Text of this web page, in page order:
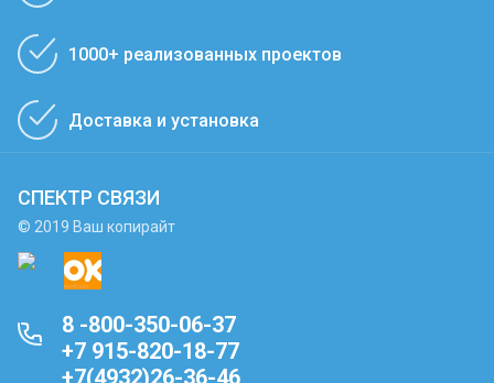
1000+ реализованных проектов
Доставка и установка
СПЕКТР СВЯЗИ
© 2019 Ваш копирайт
8 -800-350-06-37
+7 915-820-18-77
+7(4932)26-36-46